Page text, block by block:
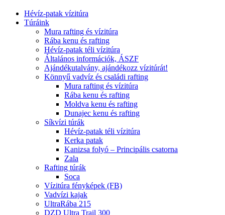
Hévíz-patak vízitúra
Túráink
Mura rafting és vízitúra
Rába kenu és rafting
Hévíz-patak téli vízitúra
Általános információk, ÁSZF
Ajándékutalvány, ajándékozz vízitúrát!
Könnyű vadvíz és családi rafting
Mura rafting és vízitúra
Rába kenu és rafting
Moldva kenu és rafting
Dunajec kenu és rafting
Síkvízi túrák
Hévíz-patak téli vízitúra
Kerka patak
Kanizsa folyó – Principális csatorna
Zala
Rafting túrák
Soca
Vízitúra fényképek (FB)
Vadvízi kajak
UltraRába 215
DZD Ultra Trail 300